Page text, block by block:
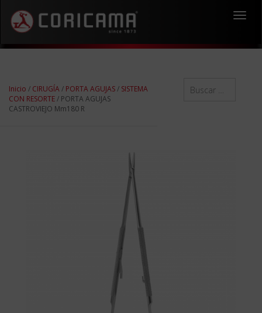
Inicio / CIRUGÍA/ PORTA AGUJAS/ SISTEMA
CON RESORTE/ PORTA AGUJAS
CASTROVIEJO Mm180 R